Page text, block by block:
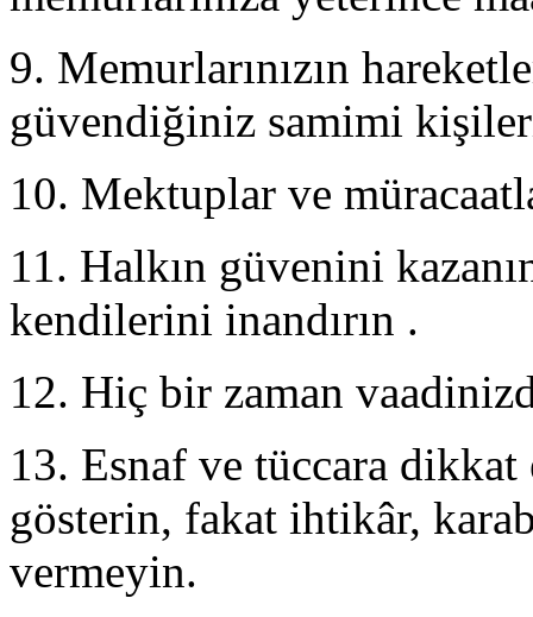
9. Memurlarınızın
güvendiğiniz samimi
10. Mektuplar ve
11. Halkın güvenini
kendilerini inandırın .
12. Hiç bir zaman
13. Esnaf ve tüccara
gösterin, fakat ihtikâr,
vermeyin.